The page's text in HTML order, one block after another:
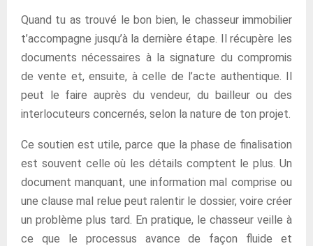
Quand tu as trouvé le bon bien, le chasseur immobilier
t’accompagne jusqu’à la dernière étape. Il récupère les
documents nécessaires à la signature du compromis
de vente et, ensuite, à celle de l’acte authentique. Il
peut le faire auprès du vendeur, du bailleur ou des
interlocuteurs concernés, selon la nature de ton projet.
Ce soutien est utile, parce que la phase de finalisation
est souvent celle où les détails comptent le plus. Un
document manquant, une information mal comprise ou
une clause mal relue peut ralentir le dossier, voire créer
un problème plus tard. En pratique, le chasseur veille à
ce que le processus avance de façon fluide et